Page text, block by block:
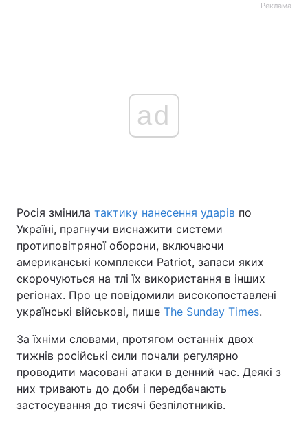
Реклама
ad
Росія змінила тактику нанесення ударів по
Україні, прагнучи виснажити системи
протиповітряної оборони, включаючи
американські комплекси Patriot, запаси яких
скорочуються на тлі їх використання в інших
регіонах. Про це повідомили високопоставлені
українські військові, пише The Sunday Times.
За їхніми словами, протягом останніх двох
тижнів російські сили почали регулярно
проводити масовані атаки в денний час. Деякі з
них тривають до доби і передбачають
застосування до тисячі безпілотників.